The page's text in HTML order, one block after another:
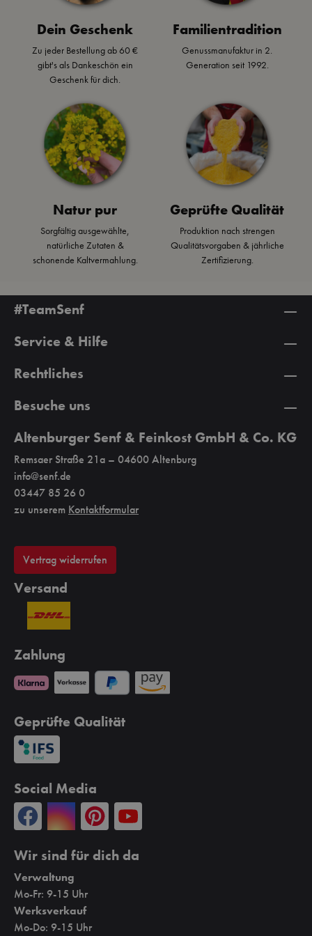
Dein Geschenk
Zu jeder Bestellung ab 60 €
gibt's als Dankeschön ein
Geschenk für dich.
Familientradition
Genussmanufaktur in 2.
Generation seit 1992.
Natur pur
Sorgfältig ausgewählte,
natürliche Zutaten &
schonende Kaltvermahlung.
Geprüfte Qualität
Produktion nach strengen
Qualitätsvorgaben & jährliche
Zertifizierung.
#TeamSenf
Service & Hilfe
Rechtliches
Besuche uns
Altenburger Senf & Feinkost GmbH & Co. KG
Remsaer Straße 21a – 04600 Altenburg
info@senf.de
03447 85 26 0
zu unserem Kontaktformular
Vertrag widerrufen
Versand
Zahlung
Geprüfte Qualität
Social Media
Wir sind für dich da
Verwaltung
Mo-Fr: 9-15 Uhr
Werksverkauf
Mo-Do: 9-15 Uhr